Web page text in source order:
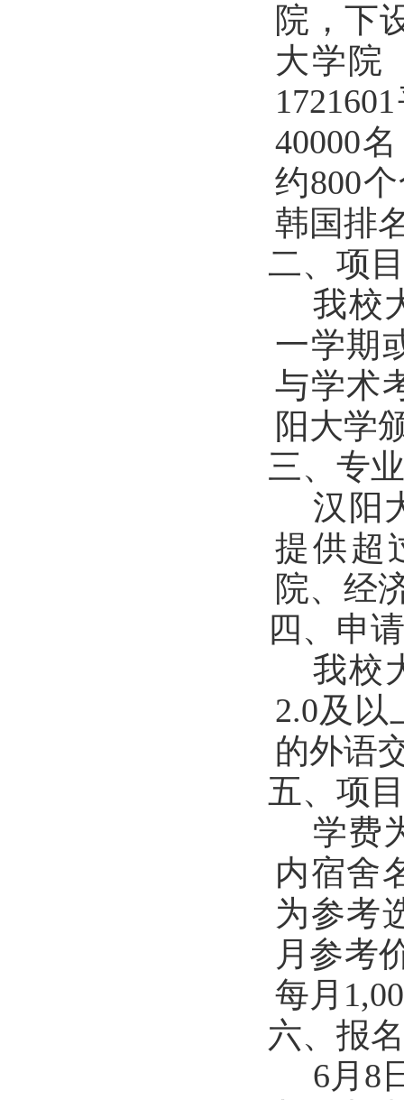
院，下
大学院
1721601
40000
约800
韩国排
二、项
我校
一学期
与学术
阳大学
三、专
汉阳
提供超
院、经
四、申
我校
2.0及以
的外语
五、项
学费
内宿舍
为参考
月参考
每月
六、报
6月 8